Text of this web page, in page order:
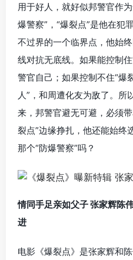
用于好人，就好似邦警官作
爆警察”，“爆裂点”是他在犯
不过界的一个临界点，他始
线对抗无底线。如果能控制
警官自己；如果控制不住“爆
人”，和周遭化友为敌了。所
来，邦警官避无可避，必须
裂点”边缘挣扎，他还能始终
那个“防爆警察”吗？
情同手足亲如父子 张家辉陈
进
电影《爆裂点》是张家辉和